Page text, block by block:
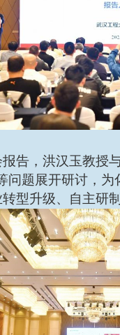
告，洪汉玉教授
问题展开研讨，
型升级、自主研